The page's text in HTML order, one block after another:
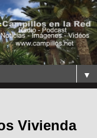
▼
Vivienda